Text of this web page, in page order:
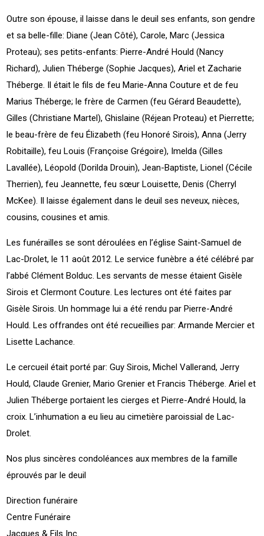
Outre son épouse, il laisse dans le deuil ses enfants, son gendre
et sa belle-fille: Diane (Jean Côté), Carole, Marc (Jessica
Proteau); ses petits-enfants: Pierre-André Hould (Nancy
Richard), Julien Théberge (Sophie Jacques), Ariel et Zacharie
Théberge. Il était le fils de feu Marie-Anna Couture et de feu
Marius Théberge; le frère de Carmen (feu Gérard Beaudette),
Gilles (Christiane Martel), Ghislaine (Réjean Proteau) et Pierrette;
le beau-frère de feu Élizabeth (feu Honoré Sirois), Anna (Jerry
Robitaille), feu Louis (Françoise Grégoire), Imelda (Gilles
Lavallée), Léopold (Dorilda Drouin), Jean-Baptiste, Lionel (Cécile
Therrien), feu Jeannette, feu sœur Louisette, Denis (Cherryl
McKee). Il laisse également dans le deuil ses neveux, nièces,
cousins, cousines et amis.
Les funérailles se sont déroulées en l’église Saint-Samuel de
Lac-Drolet, le 11 août 2012. Le service funèbre a été célébré par
l’abbé Clément Bolduc. Les servants de messe étaient Gisèle
Sirois et Clermont Couture. Les lectures ont été faites par
Gisèle Sirois. Un hommage lui a été rendu par Pierre-André
Hould. Les offrandes ont été recueillies par: Armande Mercier et
Lisette Lachance.
Le cercueil était porté par: Guy Sirois, Michel Vallerand, Jerry
Hould, Claude Grenier, Mario Grenier et Francis Théberge. Ariel et
Julien Théberge portaient les cierges et Pierre-André Hould, la
croix. L’inhumation a eu lieu au cimetière paroissial de Lac-
Drolet.
Nos plus sincères condoléances aux membres de la famille
éprouvés par le deuil
Direction funéraire
Centre Funéraire